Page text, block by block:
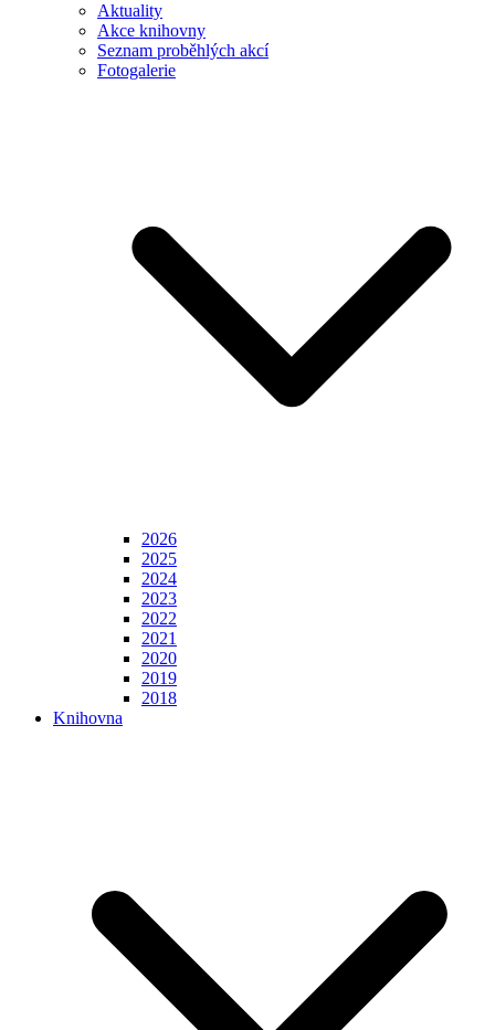
Aktuality
Akce knihovny
Seznam proběhlých akcí
Fotogalerie
2026
2025
2024
2023
2022
2021
2020
2019
2018
Knihovna